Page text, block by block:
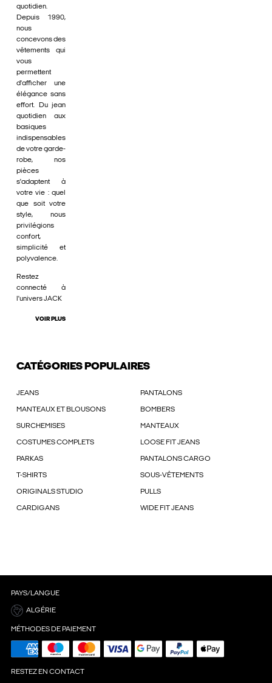
quotidien.
Depuis 1990,
nous
concevons des
vêtements qui
vous
permettent
d'afficher une
élégance sans
effort. Du jean
quotidien aux
basiques
indispensables
de votre garde-
robe, nos
pièces
s'adaptent à
votre vie : quel
que soit votre
style, nous
privilégions
confort,
simplicité et
polyvalence.
Restez
connecté à
l'univers JACK
VOIR PLUS
CATÉGORIES POPULAIRES
JEANS PANTALONS
MANTEAUX ET BLOUSONS BOMBERS
SURCHEMISES MANTEAUX
COSTUMES COMPLETS LOOSE FIT JEANS
PARKAS PANTALONS CARGO
T-SHIRTS SOUS-VÊTEMENTS
ORIGINALS STUDIO PULLS
CARDIGANS WIDE FIT JEANS
PAYS/LANGUE
ALGÉRIE
MÉTHODES DE PAIEMENT
RESTEZ EN CONTACT